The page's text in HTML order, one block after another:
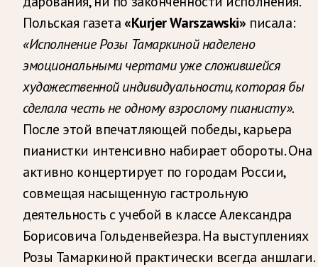
Польская газета«Kurjer Warszawski» писала:
«Исполнение Розы Тамаркиной наделено
эмоциональными чертами уже сложившейся
художественной индивидуальности, которая бы
сделала честь не одному взрослому пианисту».
После этой впечатляющей победы, карьера
пианистки интенсивно набирает обороты. Она
активно концертирует по городам России,
совмещая насыщенную гастрольную
деятельность с учебой в классе Александра
Борисовича Гольденвейезра. На выступлениях
Розы Тамаркиной практически всегда аншлаги.